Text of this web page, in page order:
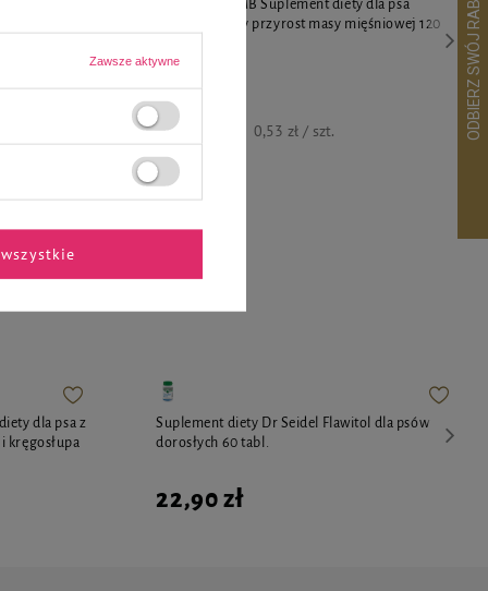
Game Dog HMB Suplement diety dla psa
wspomagający przyrost masy mięśniowej 120
63,99 zł 0,53 zł / szt.
dla psa z
kręgosłupa
Suplement diety Dr Seidel Flawitol dla psów
dorosłych 60 tabl.
22,90 zł
Zawsze aktywne